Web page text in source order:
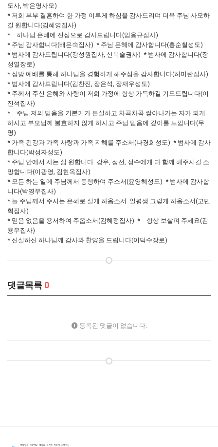
도사, 박은영사모)
* 저희 부부 결혼하여 한 가정 이루게 하심을 감사드리며 더욱 주님 사모하
길 원합니다(김혜영집사)
* 하나님 은혜에 진심으로 감사드립니다(임응규집사)
* 주님 감사합니다(배은숙집사) * 주님 은혜에 감사합니다(홍순철성도)
* 범사에 감사드립니다(강성원집사, 신복술권사) * 범사에 감사합니다(장
성열장로)
* 심방 예배를 통해 하나님을 경험하게 해주심을 감사합니다(허미란집사)
* 범사에 감사드립니다(김찬진, 장은석, 장재우성도)
* 주께서 주신 은혜와 사랑이 저희 가정에 항상 가득하길 기도드립니다(이
진석집사)
* 주님 저의 믿음을 기본기가 튼실하고 차곡차곡 쌓아나가는 자가 되게
하시고 부모님께 불효하지 않게 하시고 주님 믿음에 깊이를 느낍니다(무
명)
* 가족 건강과 가족 사랑과 가족 지혜를 주소서(나경희성도) * 범사에 감사
합니다(박성자성도)
* 주님 안에서 사는 삶 원합니다. 강우, 정선, 정수에게 다 함께 해주시길 소
망합니다(이광영, 김현옥집사)
* 모든 하는 일에 주님께서 동행하여 주소서(윤영혜성도) * 범사에 감사합
니다(박영우집사)
* 늘 주님께서 주시는 은혜로 살게 하옵소서. 일평생 그렇게 하옵소서(고민
혁집사)
* 믿음 없음을 용서하여 주옵소서(김혜정집사) * 항상 보살펴 주세요(김
용우집사)
* 신실하신 하나님께 감사와 찬양을 드립니다(이덕수장로)
댓글목록 0
등록된 댓글이 없습니다.